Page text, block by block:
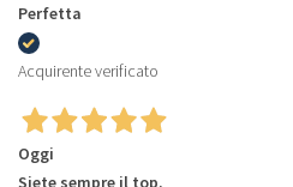
Perfetta
Acquirente verificato
Oggi
Siete sempre il top.